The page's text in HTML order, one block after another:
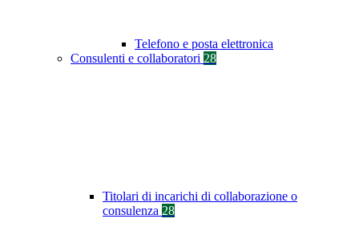
Telefono e posta elettronica
Consulenti e collaboratori 28
Titolari di incarichi di collaborazione o
consulenza 28